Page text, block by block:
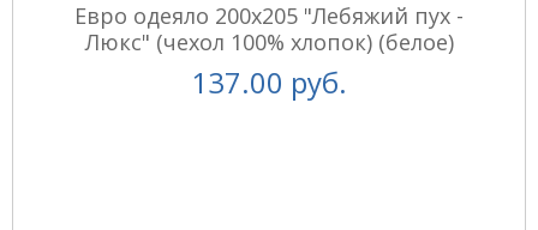
Евро одеяло 200х205 "Лебяжий пух -
Люкс" (чехол 100% хлопок) (белое)
137.00 руб.